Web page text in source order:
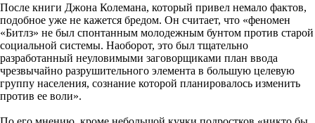
После книги Джона Колемана, который привел немало фактов,
подобное уже не кажется бредом. Он считает, что «феномен
«Битлз» не был спонтанным молодежным бунтом против старой
социальной системы. Наоборот, это был тщательно
разработанный неуловимыми заговорщиками план ввода
чрезвычайно разрушительного элемента в большую целевую
группу населения, сознание которой планировалось изменить
против ее воли».